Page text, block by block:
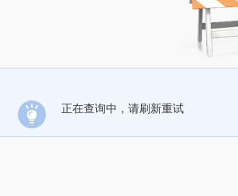
正在查询中，请刷新重试